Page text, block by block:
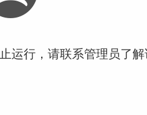
运行，请联系管理员了